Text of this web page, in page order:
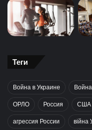
Теги
Война в Украине
ОРЛО Россия США
агрессия России війна